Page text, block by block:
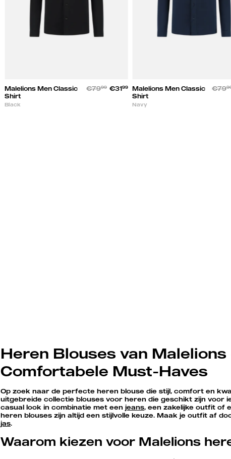
Malelions Men Classic
Shirt
Black
€7999 €3199
Malelions Men Classic
Shirt
Navy
€79
Heren Blouses van
Comfortabele Must-Haves
Op zoek naar de perfecte heren blouse die stijl, comfort en
uitgebreide collectie blouses voor heren die geschikt zijn voor
casual look in combinatie met een jeans, een zakelijke outfit of
heren blouses zijn altijd een stijlvolle keuze. Maak je outfit af
jas.
Waarom kiezen voor Malelions